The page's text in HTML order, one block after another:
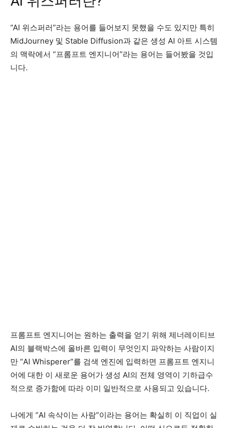
“AI 위스퍼러”라는 용어를 들어보지 못했을 수도 있지만 특히
MidJourney 및 Stable Diffusion과 같은 생성 AI 아트 시스템
의 맥락에서 “프롬프트 엔지니어”라는 용어는 들어봤을 것입
니다.
프롬프트 엔지니어는 원하는 출력을 얻기 위해 제너레이티브
AI의 블랙박스에 올바른 입력이 무엇인지 파악하는 사람이지
만 “AI Whisperer”를 검색 엔진에 입력하면 프롬프트 엔지니
어에 대한 이 새로운 용어가 생성 AI의 전체 영역이 기하급수
적으로 증가함에 따라 이미 일반적으로 사용되고 있습니다.
나에게 “AI 속삭이는 사람”이라는 용어는 확실히 이 직업이 실